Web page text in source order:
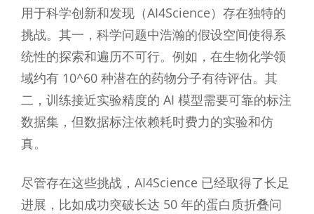
用于科学创新和发现（AI4Science）存在独特的
挑战。其一，科学问题中浩瀚的假设空间使得系
统性的探索和遍历不可行。例如，在生物化学领
域约有 10^60 种潜在的药物分子有待评估。其
二，训练接近实验精度的 AI 模型需要可靠的标注
数据集，但数据标注依赖耗时费力的实验和仿
真。
尽管存在这些挑战，AI4Science 已经取得了长足
进展，比如成功突破长达 50 年的蛋白质折叠问